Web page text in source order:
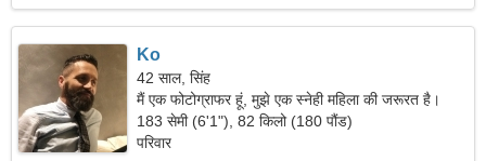
Ko
42 साल, सिंह
मैं एक फोटोग्राफर हूं, मुझे एक स्नेही महिला की जरूरत है।
183 सेमी (6'1"), 82 किलो (180 पौंड)
परिवार